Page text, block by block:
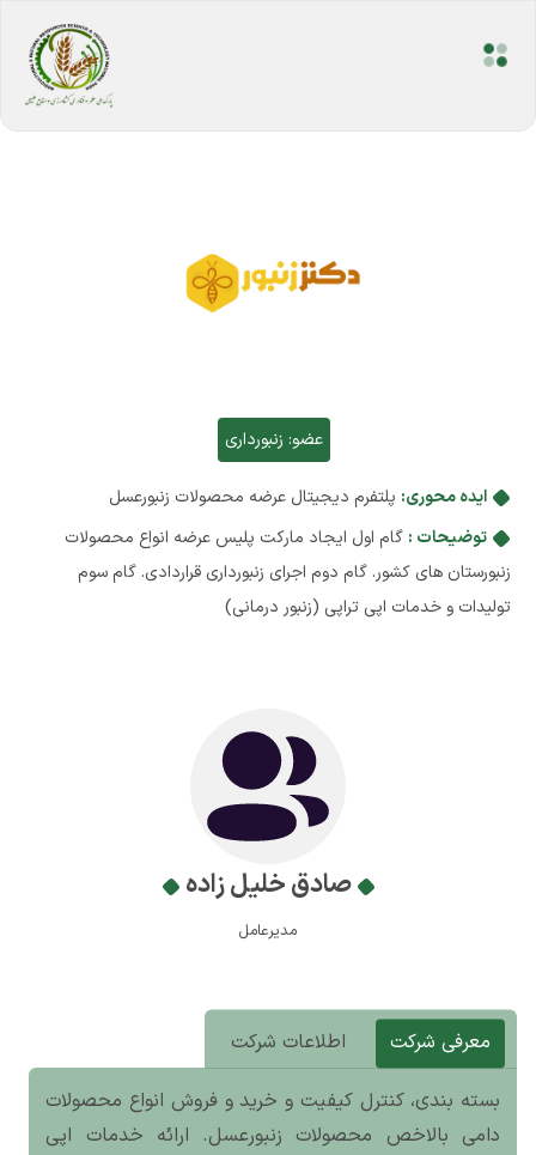
عضو: زنبورداری
ایده محوری: پلتفرم دیجیتال عرضه محصولات زنبورعسل
توضیحات : گام اول ایجاد مارکت پلیس عرضه انواع محصولات
زنبورستان های کشور. گام دوم اجرای زنبورداری قراردادی. گام سوم
تولیدات و خدمات اپی تراپی (زنبور درمانی)
صادق خلیل زاده
مدیرعامل
معرفی شرکت اطلاعات شرکت
بسته بندی، کنترل کیفیت و خرید و فروش انواع محصولات
دامی بالاخص محصولات زنبورعسل. ارائه خدمات اپی